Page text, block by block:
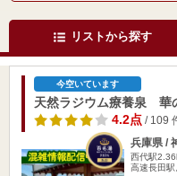
リストから探す
今空いています
天然ラジウム療養泉 華
4.2点/ 109
兵庫県 /
西代駅
高速長田